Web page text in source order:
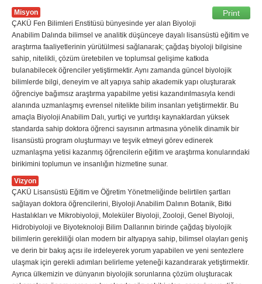
Print
Misyon
ÇAKÜ Fen Bilimleri Enstitüsü bünyesinde yer alan Biyoloji
Anabilim Dalında bilimsel ve analitik düşünceye dayalı lisansüstü eğitim ve
araştırma faaliyetlerinin yürütülmesi sağlanarak; çağdaş biyoloji bilgisine
sahip, nitelikli, çözüm üretebilen ve toplumsal gelişime katkıda
bulanabilecek öğrenciler yetiştirmektir. Aynı zamanda güncel biyolojik
bilimlerde bilgi, deneyim ve alt yapıya sahip akademik yapı oluşturarak
öğrenciye bağımsız araştırma yapabilme yetisi kazandırılmasıyla kendi
alanında uzmanlaşmış evrensel nitelikte bilim insanları yetiştirmektir. Bu
amaçla Biyoloji Anabilim Dalı, yurtiçi ve yurtdışı kaynaklardan yüksek
standarda sahip doktora öğrenci sayısının artmasına yönelik dinamik bir
lisansüstü program oluşturmayı ve teşvik etmeyi görev edinerek
uzmanlaşma yetisi kazanmış öğrencilerin eğitim ve araştırma konularındaki
birikimini toplumun ve insanlığın hizmetine sunar.
Vizyon
ÇAKÜ Lisansüstü Eğitim ve Öğretim Yönetmeliğinde belirtilen şartları
sağlayan doktora öğrencilerini, Biyoloji Anabilim Dalının Botanik, Bitki
Hastalıkları ve Mikrobiyoloji, Moleküler Biyoloji, Zooloji, Genel Biyoloji,
Hidrobiyoloji ve Biyoteknoloji Bilim Dallarının birinde çağdaş biyolojik
bilimlerin gerekliliği olan modern bir altyapıya sahip, bilimsel olayları geniş
ve derin bir bakış açısı ile irdeleyerek yorum yapabilen ve yeni sentezlere
ulaşmak için gerekli adımları belirleme yeteneği kazandırarak yetiştirmektir.
Ayrıca ülkemizin ve dünyanın biyolojik sorunlarına çözüm oluşturacak